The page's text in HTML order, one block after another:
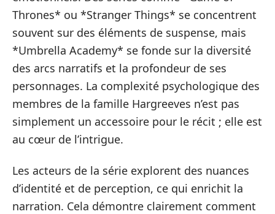
Thrones* ou *Stranger Things* se concentrent
souvent sur des éléments de suspense, mais
*Umbrella Academy* se fonde sur la diversité
des arcs narratifs et la profondeur de ses
personnages. La complexité psychologique des
membres de la famille Hargreeves n’est pas
simplement un accessoire pour le récit ; elle est
au cœur de l’intrigue.
Les acteurs de la série explorent des nuances
d’identité et de perception, ce qui enrichit la
narration. Cela démontre clairement comment